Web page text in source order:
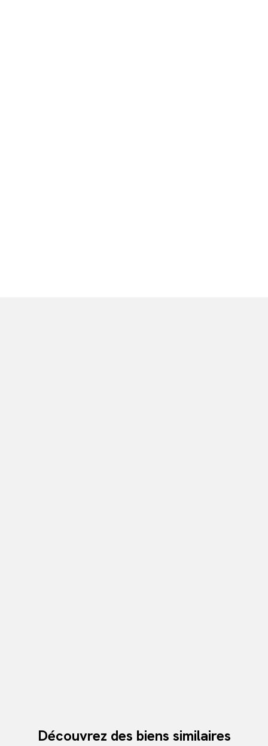
Découvrez des biens similaires